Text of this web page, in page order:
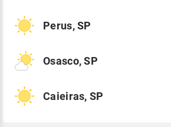
Perus, SP
Osasco, SP
Caieiras, SP